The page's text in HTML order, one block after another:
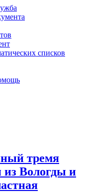
списков
тремя
Вологды и